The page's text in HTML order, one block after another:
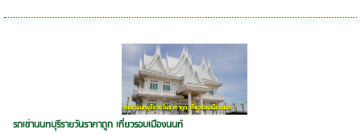
รถเช่านนทบุรีรายวันราคาถูก เที่ยวรอบเมืองนนท์